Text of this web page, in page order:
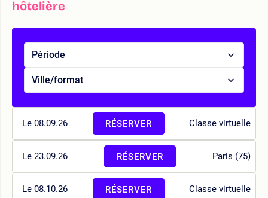
hôtelière
Période
Ville/format
Le 08.09.26 Classe virtuelle
RÉSERVER
Le 23.09.26 Paris (75)
RÉSERVER
Le 08.10.26 Classe virtuelle
RÉSERVER